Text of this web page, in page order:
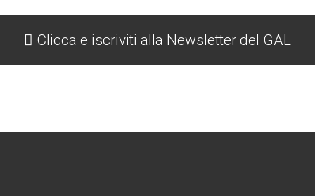
Clicca e iscriviti alla Newsletter del GAL